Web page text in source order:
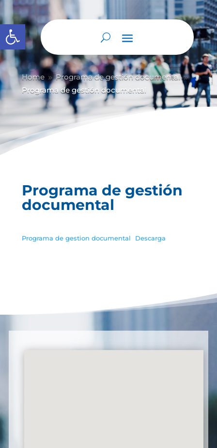
Abrir barra de herramientas
Home 9 Programa de gestión documental 9
Programa de gestión documental
Programa de gestión
documental
Programa de gestion documental Descarga